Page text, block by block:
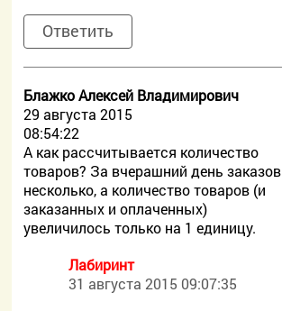
Ответить
Блажко Алексей Владимирович
29 августа 2015
08:54:22
А как рассчитывается количество
товаров? За вчерашний день заказов
несколько, а количество товаров (и
заказанных и оплаченных)
увеличилось только на 1 единицу.
Лабиринт
31 августа 2015 09:07:35